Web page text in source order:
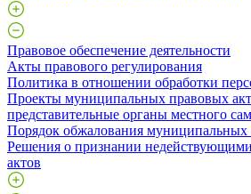
Правовое обеспечение деятельности
Акты правового регулирования
Политика в отношении обработки
Проекты муниципальных правовых
представительные органы местного
Порядок обжалования муниципальных
Решения о признании
актов